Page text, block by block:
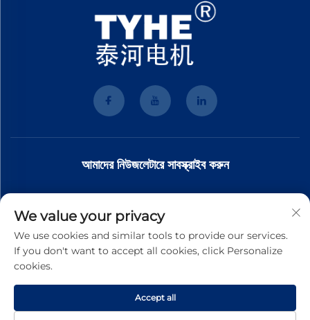
আমাদের নিউজলেটারে সাবস্ক্রাইব করুন
সাবস্ক্রাইব করুন
কপিরাইট © 2026 ওয়েনজৌ টাইহে মোটর কো।,লিমিটেড। সর্বস্বত্ব সংরক্ষিত
We value your privacy
We use cookies and similar tools to provide our services.
If you don't want to accept all cookies, click Personalize
cookies.
Accept all